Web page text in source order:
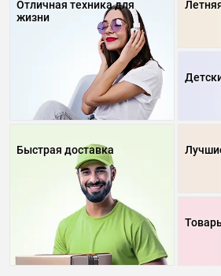
Отличная техника для
жизни
Быстрая доставка